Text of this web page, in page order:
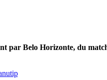
par Belo Horizonte, du